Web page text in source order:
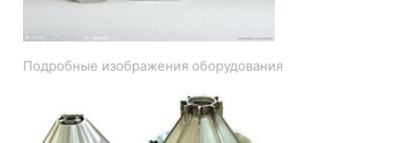
Подробные изображения оборудования